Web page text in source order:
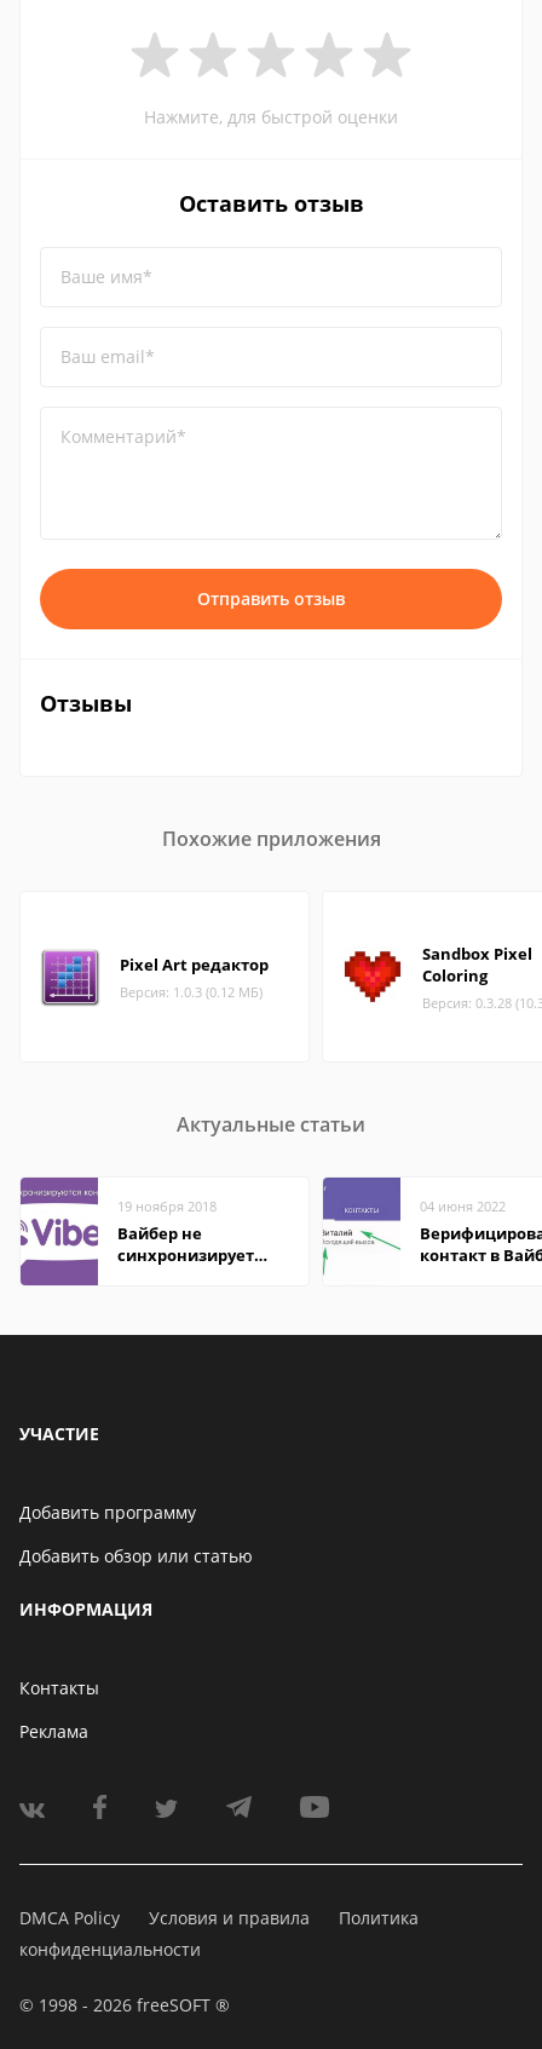
Нажмите, для быстрой оценки
Оставить отзыв
Ваше имя*
Ваш email*
Комментарий*
Отправить отзыв
Отзывы
Похожие приложения
Pixel Art редактор
Версия: 1.0.3 (0.12 МБ)
Sandbox Pixel
Coloring
Версия: 0.3.28
Актуальные статьи
19 ноября 2018
Вайбер не
синхронизирует
04 июня 2022
контакт в
УЧАСТИЕ
Добавить программу
Добавить обзор или статью
ИНФОРМАЦИЯ
Контакты
Реклама
DMCA Policy Условия и правила
Политика
конфиденциальности
© 1998 - 2026 freeSOFT ®